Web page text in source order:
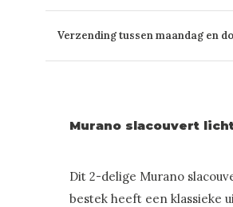
Verzending tussen maandag en
Murano slacouvert
Dit 2-delige Murano
bestek heeft een klassieke